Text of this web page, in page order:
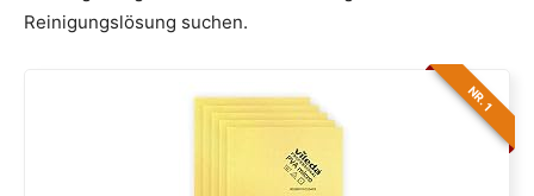
Reinigungslösung suchen.
NR. 1